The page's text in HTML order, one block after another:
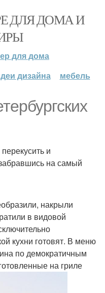
ДЛЯ ДОМА И
для дома
дизайна мебель
и
на самый
накрыли
в видовой
кухни готовят. В меню
по демократичным
на гриле